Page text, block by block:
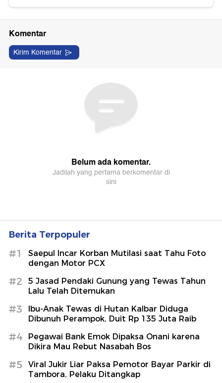
Berita Terpopuler
#1
Saepul Incar Korban Mutilasi saat Tahu Foto
dengan Motor PCX
#2
5 Jasad Pendaki Gunung yang Tewas Tahun
Lalu Telah Ditemukan
#3
Ibu-Anak Tewas di Hutan Kalbar Diduga
Dibunuh Perampok, Duit Rp 135 Juta Raib
#4
Pegawai Bank Emok Dipaksa Onani karena
Dikira Mau Rebut Nasabah Bos
#5
Viral Jukir Liar Paksa Pemotor Bayar Parkir di
Tambora, Pelaku Ditangkap